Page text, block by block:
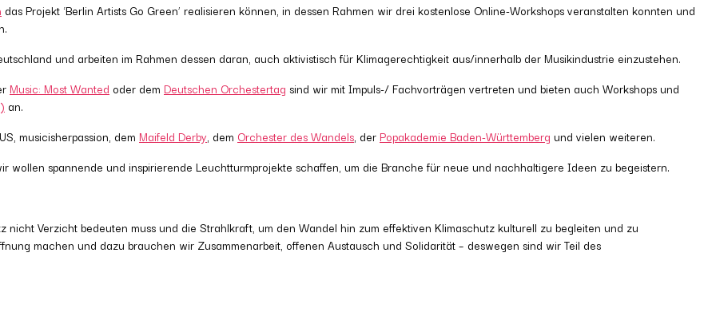
das Projekt ‘Berlin Artists Go Green’ realisieren können, in dessen Rahmen wir drei kostenlose Online-Workshops veranstalten konnten und
und arbeiten im Rahmen dessen daran, auch aktivistisch für Klimagerechtigkeit aus/innerhalb der Musikindustrie einzustehen.
Music: Most Wanted oder dem Deutschen Orchestertag sind wir mit Impuls-/ Fachvorträgen vertreten und bieten auch Workshops und
an.
musicisherpassion, dem Maifeld Derby, dem Orchester des Wandels, der Popakademie Baden-Württemberg und vielen weiteren.
wollen spannende und inspirierende Leuchtturmprojekte schaffen, um die Branche für neue und nachhaltigere Ideen zu begeistern.
nicht Verzicht bedeuten muss und die Strahlkraft, um den Wandel hin zum effektiven Klimaschutz kulturell zu begleiten und zu
machen und dazu brauchen wir Zusammenarbeit, offenen Austausch und Solidarität – deswegen sind wir Teil des